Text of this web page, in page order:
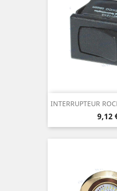
INTERRUPTEUR
Prix
9,12